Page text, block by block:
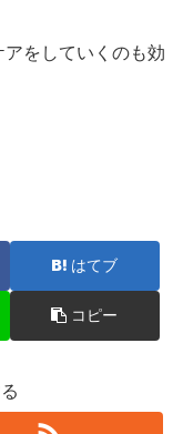
をしていくのも効
はてブ
コピー